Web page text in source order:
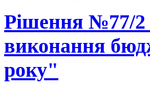
Рішення №77/2
виконання
року"